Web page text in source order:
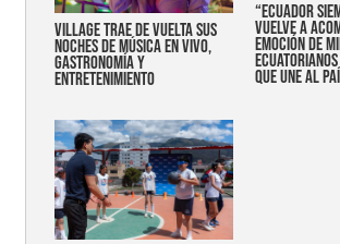
Village trae de vuelta sus
noches de música en vivo,
gastronomía y
entretenimiento
“Ecuador
vuelve a
emoción de
ecuatorianos
que une al